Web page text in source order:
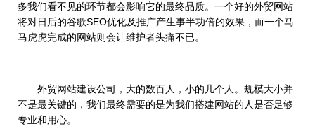
多我们看不见的环节都会影响它的最终品质。一个好的外贸网站
将对日后的谷歌SEO优化及推广产生事半功倍的效果，而一个马
马虎虎完成的网站则会让维护者头痛不已。
外贸网站建设公司，大的数百人，小的几个人。规模大小并
不是最关键的，我们最终需要的是为我们搭建网站的人是否足够
专业和用心。